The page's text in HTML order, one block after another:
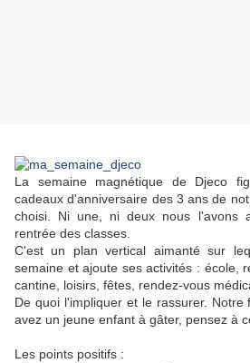
La semaine magnétique de Djeco
cadeaux d'anniversaire des 3 ans de
choisi. Ni une, ni deux nous l'avons
rentrée des classes.
C'est un plan vertical aimanté sur
semaine et ajoute ses activités : école,
cantine, loisirs, fêtes, rendez-vous
De quoi l'impliquer et le rassurer. Notre
avez un jeune enfant à gâter, pensez à
Les points positifs :